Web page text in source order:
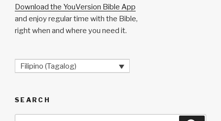
Download the YouVersion Bible App
and enjoy regular time with the Bible,
right when and where you need it.
Filipino (Tagalog)
SEARCH